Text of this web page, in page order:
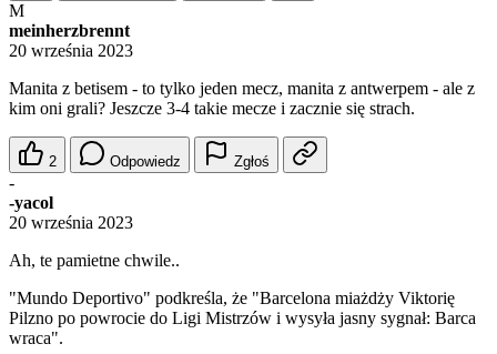
M
meinherzbrennt
20 września 2023
Manita z betisem - to tylko jeden mecz, manita z antwerpem - ale z
kim oni grali? Jeszcze 3-4 takie mecze i zacznie się strach.
2 Odpowiedz Zgłoś
-
-yacol
20 września 2023
Ah, te pamietne chwile..
"Mundo Deportivo" podkreśla, że "Barcelona miażdży Viktorię
Pilzno po powrocie do Ligi Mistrzów i wysyła jasny sygnał: Barca
wraca".